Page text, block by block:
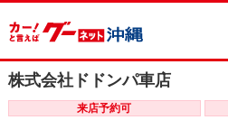
株式会社ドドンパ車店
来店予約可